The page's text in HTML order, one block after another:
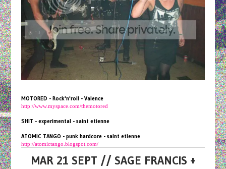
MOTORED - Rock'n'roll - Valence
http://www.myspace.com/themotored
SHIT - experimental - saint etienne
ATOMIC TANGO - punk hardcore - saint etienne
http://atomictango.blogspot.com/
MAR 21 SEPT // SAGE FRANCIS +